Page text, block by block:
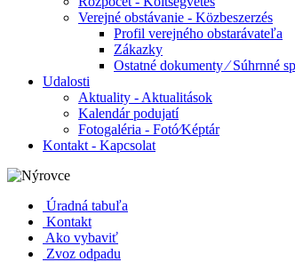
Verejné obstávanie - Közbeszerzés
Profil verejného obstarávateľa
Zákazky
Ostatné dokumenty ⁄ Súhrnné
Udalosti
Aktuality - Aktualitások
Kalendár podujatí
Fotogaléria - Fotó⁄Képtár
Kontakt - Kapcsolat
Úradná tabuľa
Kontakt
Ako vybaviť
Zvoz odpadu